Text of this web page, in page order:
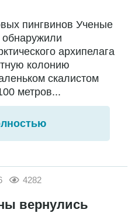
пингвинов Ученые
обнаружили
архипелага
колонию
скалистом
метров...
4282
вернулись